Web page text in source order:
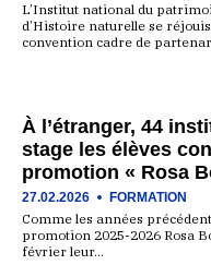
L’Institut national du
d’Histoire naturelle se
convention cadre de
À l’étranger, 44
stage les élèves
promotion « Rosa
27.02.2026 FORMATION
Comme les années
promotion 2025-2026 Rosa
février leur…